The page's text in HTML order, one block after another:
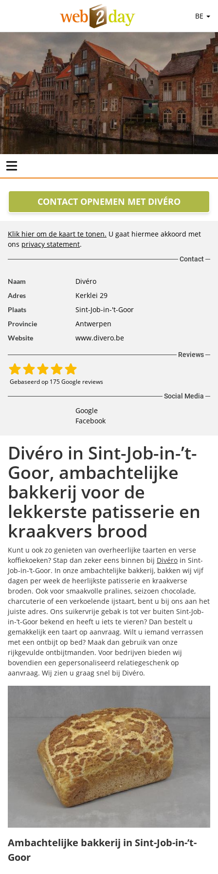
BE
CONTACT OPNEMEN MET DIVÉRO
Klik hier om de kaart te tonen. U gaat hiermee akkoord met
ons privacy statement.
Contact
Naam Divéro
Adres Kerklei 29
Plaats Sint-Job-in-'t-Goor
Provincie Antwerpen
Website www.divero.be
Reviews
Gebaseerd op 175 Google reviews
Social Media
Google
Facebook
Divéro in Sint-Job-in-’t-
Goor, ambachtelijke
bakkerij voor de
lekkerste patisserie en
kraakvers brood
Kunt u ook zo genieten van overheerlijke taarten en verse
koffiekoeken? Stap dan zeker eens binnen bij Divéro in Sint-
Job-in-’t-Goor. In onze ambachtelijke bakkerij, bakken wij vijf
dagen per week de heerlijkste patisserie en kraakverse
broden. Ook voor smaakvolle pralines, seizoen chocolade,
charcuterie of een verkoelende ijstaart, bent u bij ons aan het
juiste adres. Ons suikervrije gebak is tot ver buiten Sint-Job-
in-’t-Goor bekend en heeft u iets te vieren? Dan bestelt u
gemakkelijk een taart op aanvraag. Wilt u iemand verrassen
met een ontbijt op bed? Maak dan gebruik van onze
rijkgevulde ontbijtmanden. Voor bedrijven bieden wij
bovendien een gepersonaliseerd relatiegeschenk op
aanvraag. Wij zien u graag snel bij Divéro.
Ambachtelijke bakkerij in Sint-Job-in-’t-
Goor